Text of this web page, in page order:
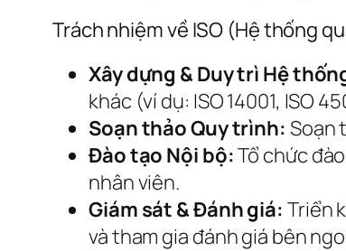
Trách nhiệm về ISO (Hệ thống
Xây dựng & Duy trì Hệ
khác (ví dụ: ISO 14001, ISO
Soạn thảo Quy trình: Soạn
Đào tạo Nội bộ:Tổ chức
nhân viên.
Giám sát & Đánh giá: Triển
và tham gia đánh giá bên